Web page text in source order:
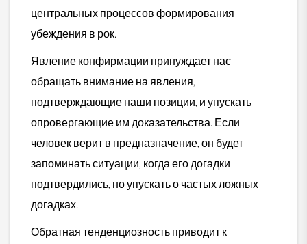
центральных процессов формирования
убеждения в рок.
Явление конфирмации принуждает нас
обращать внимание на явления,
подтверждающие наши позиции, и упускать
опровергающие им доказательства. Если
человек верит в предназначение, он будет
запоминать ситуации, когда его догадки
подтвердились, но упускать о частых ложных
догадках.
Обратная тенденциозность приводит к